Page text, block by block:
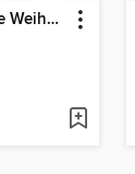
Flüsterwald – Eine Weihnachtsüberraschung